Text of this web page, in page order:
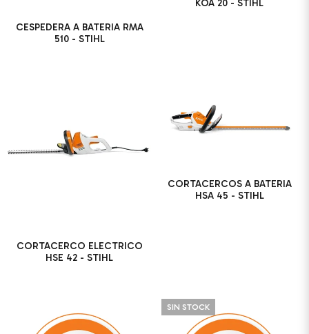
CESPEDERA A BATERIA RMA
510 - STIHL
KOA 20 - STIHL
CORTACERCO ELECTRICO
HSE 42 - STIHL
CORTACERCOS A BATERIA
HSA 45 - STIHL
SIN STOCK